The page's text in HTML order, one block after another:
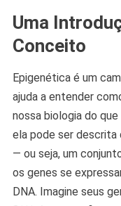
Uma
Conceito
Epigenética é um
ajuda a entender
nossa biologia do
ela pode ser descrita
— ou seja, um
os genes se
DNA. Imagine seus